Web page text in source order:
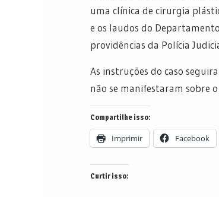
uma clínica de cirurgia
e os laudos do
providências da Polícia
As instruções do caso
não se manifestaram sobre
Compartilhe isso:
Imprimir Facebook
Curtir isso: